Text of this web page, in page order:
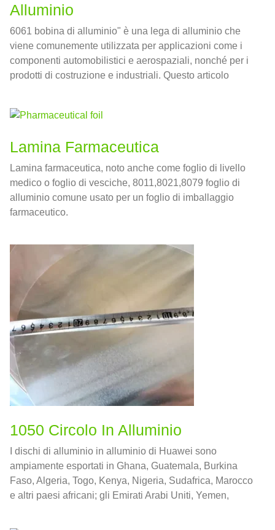
Alluminio
6061 bobina di alluminio" è una lega di alluminio che
viene comunemente utilizzata per applicazioni come i
componenti automobilistici e aerospaziali, nonché per i
prodotti di costruzione e industriali. Questo articolo
prodotto finito.
Lamina Farmaceutica
Lamina farmaceutica, noto anche come foglio di livello
medico o foglio di vesciche, 8011,8021,8079 foglio di
alluminio comune usato per un foglio di imballaggio
farmaceutico.
1050 Circolo In Alluminio
I dischi di alluminio in alluminio di Huawei sono
ampiamente esportati in Ghana, Guatemala, Burkina
Faso, Algeria, Togo, Kenya, Nigeria, Sudafrica, Marocco
e altri paesi africani; gli Emirati Arabi Uniti, Yemen,